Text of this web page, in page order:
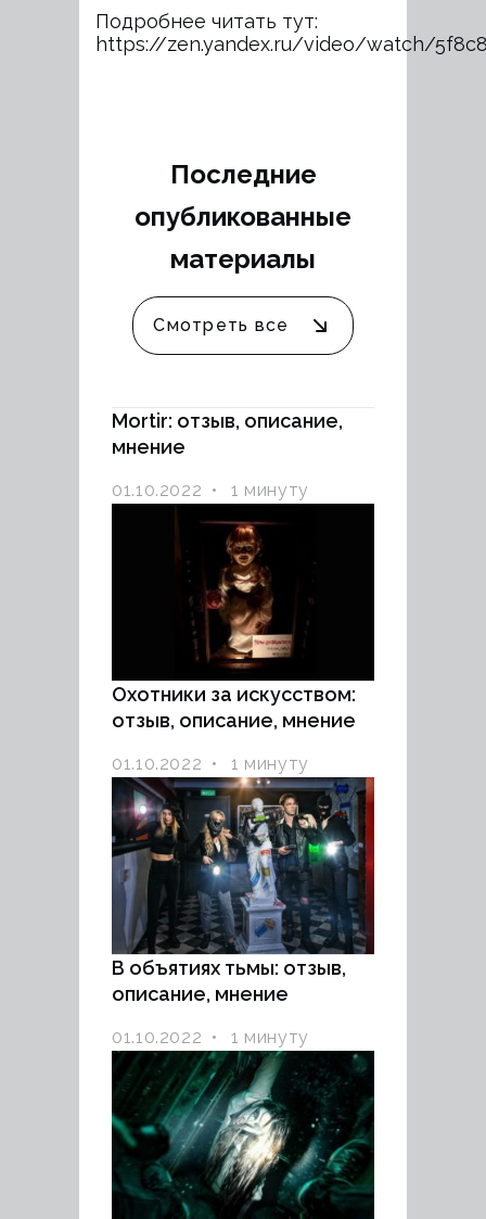
Подробнее читать тут:
https://zen.yandex.ru/video/watch/
Последние
опубликованные
материалы
Смотреть все
Mortir: отзыв, описание,
мнение
01.10.2022 1 минуту
Охотники за искусством:
отзыв, описание, мнение
01.10.2022 1 минуту
В объятиях тьмы: отзыв,
описание, мнение
01.10.2022 1 минуту